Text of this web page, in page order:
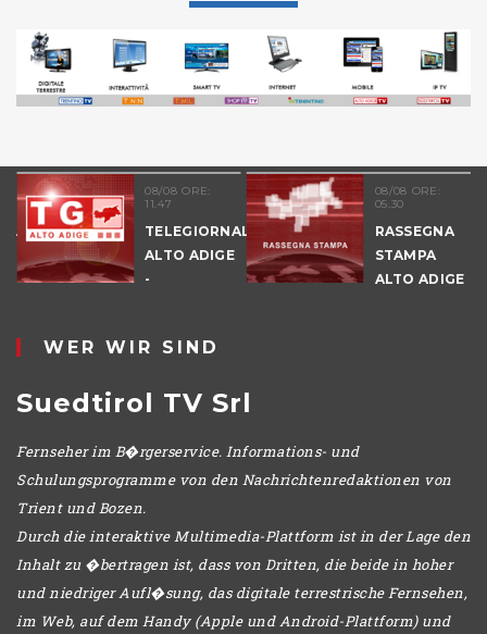
08/08 ORE:
11.47
TELEGIORNALE
ALTO ADIGE
-
08/08 ORE:
05.30
RASSEGNA
STAMPA
ALTO ADIGE
WER WIR SIND
Suedtirol TV Srl
Fernseher im B�rgerservice. Informations- und
Schulungsprogramme von den Nachrichtenredaktionen von
Trient und Bozen.
Durch die interaktive Multimedia-Plattform ist in der Lage den
Inhalt zu �bertragen ist, dass von Dritten, die beide in hoher
und niedriger Aufl�sung, das digitale terrestrische Fernsehen,
im Web, auf dem Handy (Apple und Android-Plattform) und